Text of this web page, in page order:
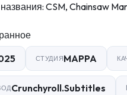
CSM, Chainsaw
СТУДИЯMAPPA
Crunchyroll.Subtitles